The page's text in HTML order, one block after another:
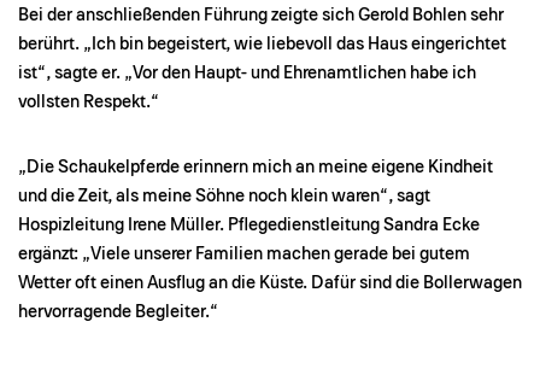
Bei der anschließenden Führung zeigte sich Gerold Bohlen sehr
berührt. „Ich bin begeistert, wie liebevoll das Haus eingerichtet
ist“, sagte er. „Vor den Haupt- und Ehrenamtlichen habe ich
vollsten Respekt.“
„Die Schaukelpferde erinnern mich an meine eigene Kindheit
und die Zeit, als meine Söhne noch klein waren“, sagt
Hospizleitung Irene Müller. Pflegedienstleitung Sandra Ecke
ergänzt: „Viele unserer Familien machen gerade bei gutem
Wetter oft einen Ausflug an die Küste. Dafür sind die Bollerwagen
hervorragende Begleiter.“